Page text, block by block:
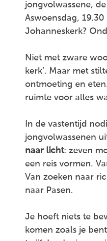
jongvolwassene,
Aswoensdag,
Johanneskerk?
Niet met zware
kerk’. Maar met
ontmoeting en
ruimte voor alles
In de vastentijd
jongvolwassenen
naar licht: zeven
een reis vormen.
Van zoeken naar
naar Pasen.
Je hoeft niets te
komen zoals je